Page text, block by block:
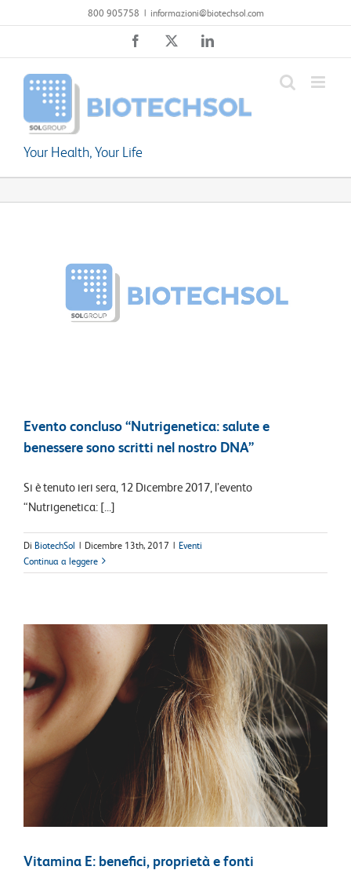
al
800 905758 | informazioni@biotechsol.com
Facebook LinkedIn
Your Health, Your Life
Evento concluso “Nutrigenetica: salute e
benessere sono scritti nel nostro DNA”
Si è tenuto ieri sera, 12 Dicembre 2017, l’evento
“Nutrigenetica: [...]
Di BiotechSol | Dicembre 13th, 2017 | Eventi
Continua a leggere
Vitamina E: benefici, proprietà e fonti